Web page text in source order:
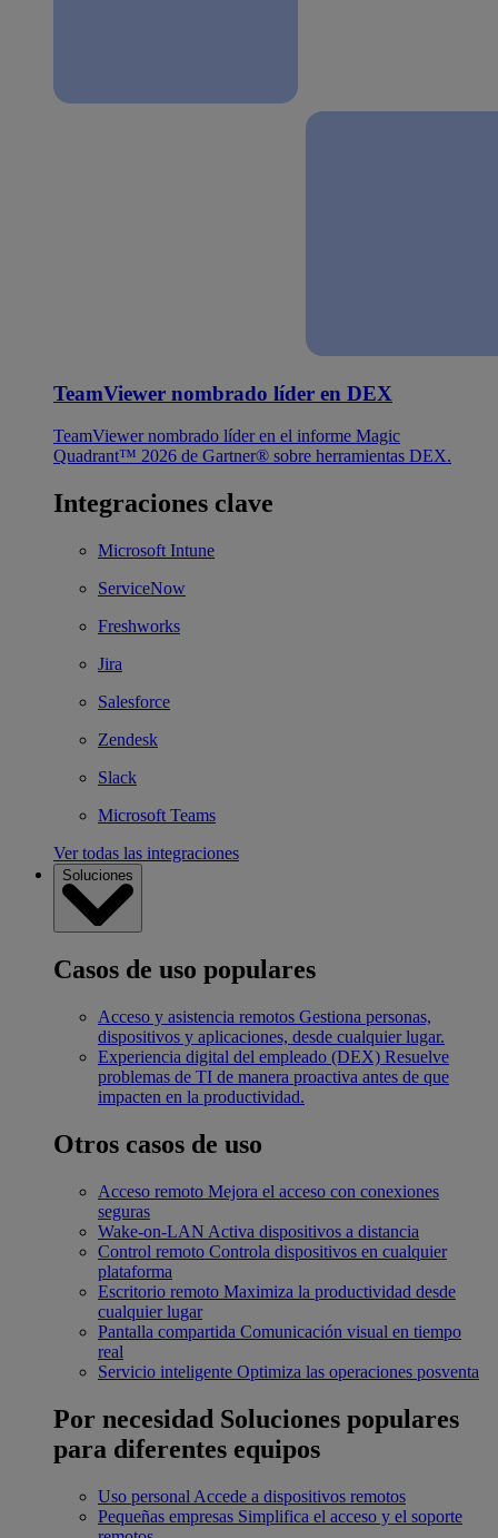
TeamViewer nombrado líder en DEX
TeamViewer nombrado líder en el informe Magic
Quadrant™ 2026 de Gartner® sobre herramientas DEX.
Integraciones clave
Microsoft Intune
ServiceNow
Freshworks
Jira
Salesforce
Zendesk
Slack
Microsoft Teams
Ver todas las integraciones
Soluciones
Casos de uso populares
Acceso y asistencia remotos Gestiona personas,
dispositivos y aplicaciones, desde cualquier lugar.
Experiencia digital del empleado (DEX) Resuelve
problemas de TI de manera proactiva antes de que
impacten en la productividad.
Otros casos de uso
Acceso remoto Mejora el acceso con conexiones
seguras
Wake-on-LAN Activa dispositivos a distancia
Control remoto Controla dispositivos en cualquier
plataforma
Escritorio remoto Maximiza la productividad desde
cualquier lugar
Pantalla compartida Comunicación visual en tiempo
real
Servicio inteligente Optimiza las operaciones posventa
Por necesidad Soluciones populares
para diferentes equipos
Uso personal Accede a dispositivos remotos
Pequeñas empresas Simplifica el acceso y el soporte